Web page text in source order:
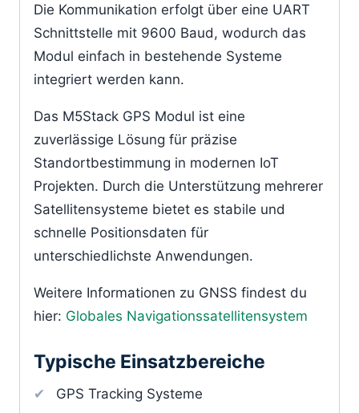
Die Kommunikation erfolgt über eine UART
Schnittstelle mit 9600 Baud, wodurch das
Modul einfach in bestehende Systeme
integriert werden kann.
Das M5Stack GPS Modul ist eine
zuverlässige Lösung für präzise
Standortbestimmung in modernen IoT
Projekten. Durch die Unterstützung mehrerer
Satellitensysteme bietet es stabile und
schnelle Positionsdaten für
unterschiedlichste Anwendungen.
Weitere Informationen zu GNSS findest du
hier: Globales Navigationssatellitensystem
Typische Einsatzbereiche
GPS Tracking Systeme